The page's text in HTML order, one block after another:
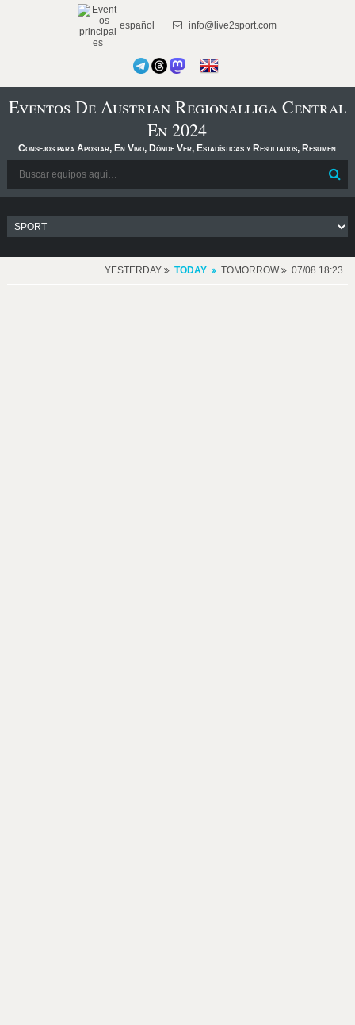
español info@live2sport.com
Eventos De Austrian Regionalliga Central
En 2024
Consejos para Apostar, En Vivo, Dónde Ver, Estadísticas y Resultados, Resumen
YESTERDAY TODAY TOMORROW 07/08 18:23